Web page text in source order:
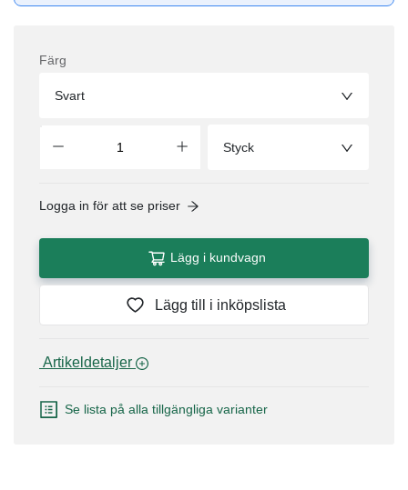
Färg
Svart
Styck
Logga in för att se priser
Lägg i kundvagn
Lägg till i inköpslista
Se lista på alla tillgängliga varianter